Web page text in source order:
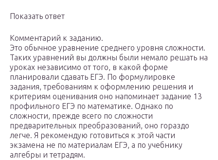
Показать ответ
Комментарий к заданию.
Это обычное уравнение среднего уровня сложности.
Таких уравнений вы должны были немало решать на
уроках независимо от того, в какой форме
планировали сдавать ЕГЭ. По формулировке
задания, требованиям к оформлению решения и
критериям оценивания оно напоминает задание 13
профильного ЕГЭ по математике. Однако по
сложности, прежде всего по сложности
предварительных преобразований, оно гораздо
легче. Я рекомендую готовиться к этой части
экзамена не по материалам ЕГЭ, а по учебнику
алгебры и тетрадям.